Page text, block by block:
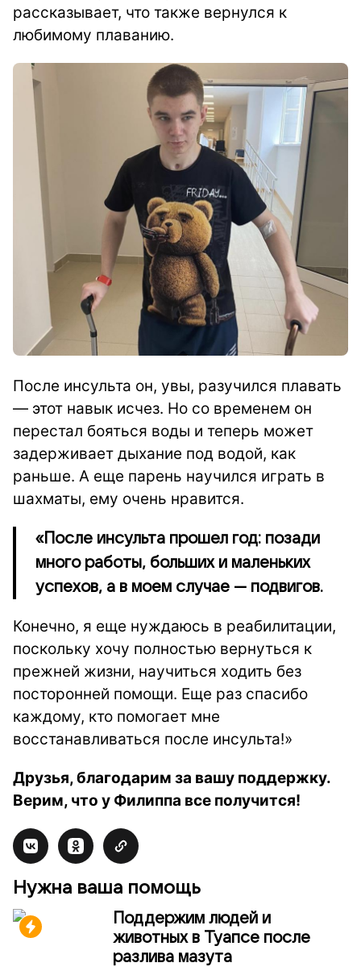
рассказывает, что также вернулся к
любимому плаванию.
После инсульта он, увы, разучился плавать
— этот навык исчез. Но со временем он
перестал бояться воды и теперь может
задерживает дыхание под водой, как
раньше. А еще парень научился играть в
шахматы, ему очень нравится.
«После инсульта прошел год: позади
много работы, больших и маленьких
успехов, а в моем случае — подвигов.
Конечно, я еще нуждаюсь в реабилитации,
поскольку хочу полностью вернуться к
прежней жизни, научиться ходить без
посторонней помощи. Еще раз спасибо
каждому, кто помогает мне
восстанавливаться после инсульта!»
Друзья, благодарим за вашу поддержку.
Верим, что у Филиппа все получится!
Нужна ваша помощь
Поддержим людей и
животных в Туапсе после
разлива мазута